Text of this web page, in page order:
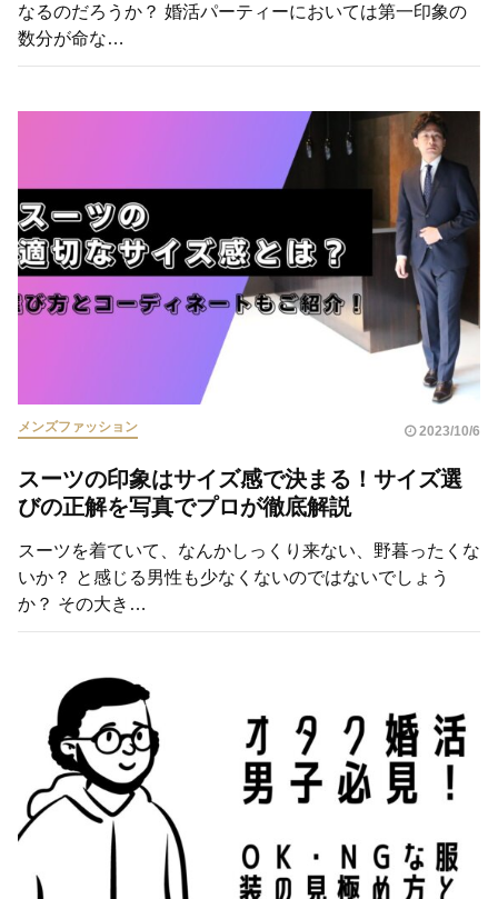
なるのだろうか？ 婚活パーティーにおいては第一印象の
数分が命な…
メンズファッション 2023/10/6
スーツの印象はサイズ感で決まる！サイズ選
びの正解を写真でプロが徹底解説
スーツを着ていて、なんかしっくり来ない、野暮ったくな
いか？ と感じる男性も少なくないのではないでしょう
か？ その大き…